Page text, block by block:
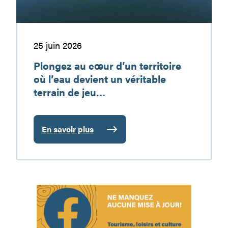
devient
terrain25 juin 2026
Plongez au cœur d’un territoire
où l’eau devient un véritable
terrain de jeu…
En savoir plus
:
Plongez
au
d’un
territoire
où
l’eau